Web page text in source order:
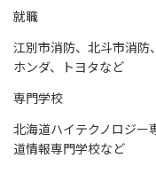
就職
江別市消防、北斗市消防
ホンダ、トヨタなど
専門学校
北海道ハイテクノロジー
道情報専門学校など